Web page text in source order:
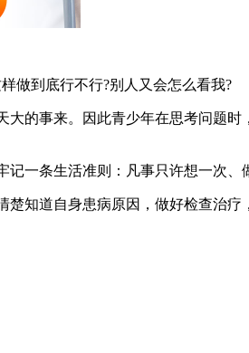
做到底行不行?别人又会怎么看我?
事来。因此青少年在思考问题时
条生活准则：凡事只许想一次、
道自身患病原因，做好检查治疗